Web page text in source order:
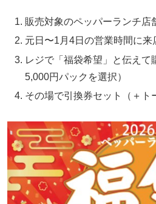
販売対象のペッパーランチ店
元日〜1月4日の営業時間に来
レジで「福袋希望」と伝えて
5,000円パックを選択）
その場で引換券セット（＋ト